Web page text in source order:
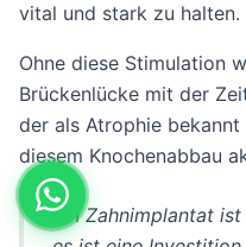
vital und stark zu halten.
Ohne diese Stimulation
Brückenlücke mit der
der als Atrophie
diesem Knochenabbau
Ein Zahnimplantat